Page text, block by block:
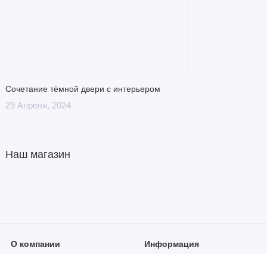
Сочетание тёмной двери с интерьером
29 Апреля, 2024
Наш магазин
О компании Информация